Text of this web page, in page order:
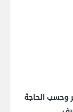
وحسب الحاجة